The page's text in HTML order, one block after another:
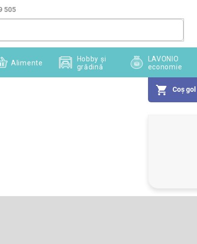
505
Coş gol
Alimente
Hobby și
grădină
LAVONIO
economie
a